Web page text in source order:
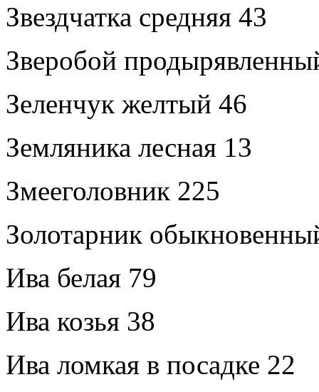
Звездчатка средняя 43
Зверобой
Зеленчук желтый 46
Земляника лесная 13
Змееголовник 225
Золотарник
Ива белая 79
Ива козья 38
Ива ломкая в посадке 22